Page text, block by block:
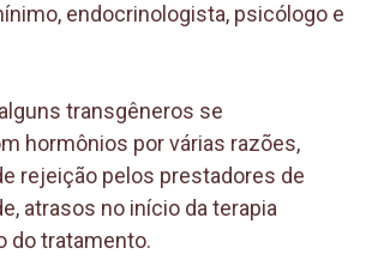
endocrinologista, psicólogo e
transgêneros se
hormônios por várias razões,
rejeição pelos prestadores de
atrasos no início da terapia
do tratamento.